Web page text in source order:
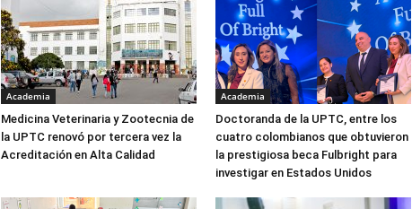
Academia
Medicina Veterinaria y Zootecnia de
la UPTC renovó por tercera vez la
Acreditación en Alta Calidad
Academia
Doctoranda de la UPTC, entre los
cuatro colombianos que obtuvieron
la prestigiosa beca Fulbright para
investigar en Estados Unidos